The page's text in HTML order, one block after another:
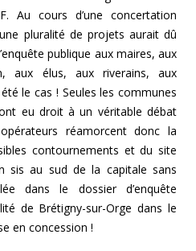
Au cours d’une concertation
pluralité de projets aurait dû
publique aux maires, aux
aux élus, aux riverains, aux
le cas ! Seules les communes
eu droit à un véritable débat
réamorcent donc la
contournements et du site
sis au sud de la capitale sans
dans le dossier d’enquête
de Brétigny-sur-Orge dans le
en concession !